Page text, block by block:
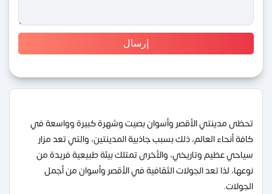
تحظى مدينتي الأقصر وأسوان بصيت وشهرة كبيرة وواسعة في
كافة أنحاء العالم، ذلك بسبب جاذبية المدينتين، والتي تعد مزار
سياحي عظيم وتاريخي، والأخرى تمتلك بيئة طبيعية فريدة من
نوعها، لذا تعد الجولات الثقافية في الأقصر وأسوان من أجمل
الجولات.